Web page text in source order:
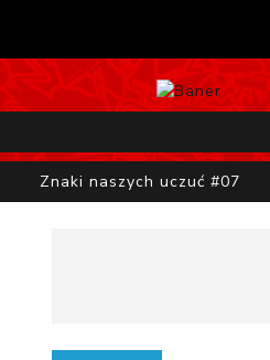
Znaki naszych uczuć #07